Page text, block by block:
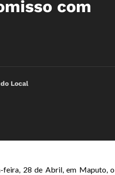
com
Local
feira, 28 de Abril, em Maputo, o